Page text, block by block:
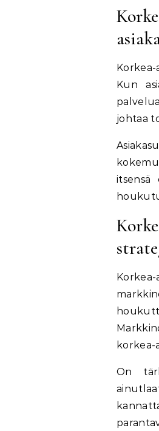
Kun
johtaa
itsensä
korkea-
On